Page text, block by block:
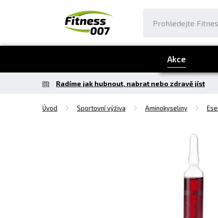
Akce
Radíme jak hubnout, nabrat nebo zdravě jíst
Úvod Sportovní výživa Aminokyseliny